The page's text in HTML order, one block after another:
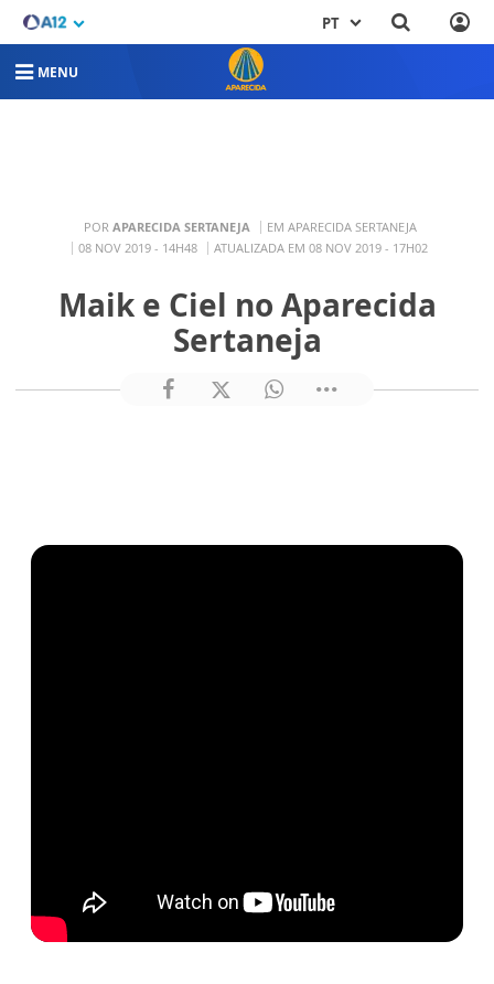
PT
MENU
POR APARECIDA SERTANEJA
EM APARECIDA SERTANEJA
08 NOV 2019 - 14H48
ATUALIZADA EM 08 NOV 2019 - 17H02
Maik e Ciel no Aparecida
Sertaneja